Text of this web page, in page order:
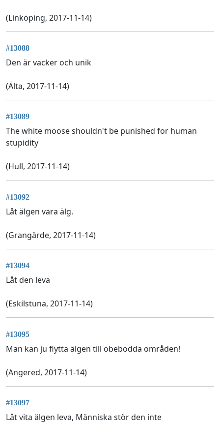
(Linköping, 2017-11-14)
#13088
Den är vacker och unik
(Älta, 2017-11-14)
#13089
The white moose shouldn't be punished for human
stupidity
(Hull, 2017-11-14)
#13092
Låt älgen vara älg.
(Grangärde, 2017-11-14)
#13094
Låt den leva
(Eskilstuna, 2017-11-14)
#13095
Man kan ju flytta älgen till obebodda områden!
(Angered, 2017-11-14)
#13097
Låt vita älgen leva, Människa stör den inte